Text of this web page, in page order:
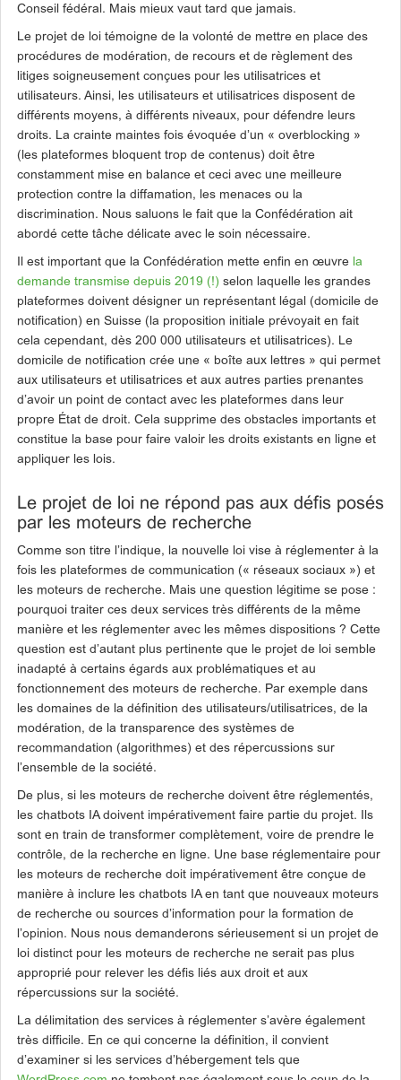
Conseil fédéral. Mais mieux vaut tard que jamais.
Le projet de loi témoigne de la volonté de mettre en place des
procédures de modération, de recours et de règlement des
litiges soigneusement conçues pour les utilisatrices et
utilisateurs. Ainsi, les utilisateurs et utilisatrices disposent de
différents moyens, à différents niveaux, pour défendre leurs
droits. La crainte maintes fois évoquée d’un « overblocking »
(les plateformes bloquent trop de contenus) doit être
constamment mise en balance et ceci avec une meilleure
protection contre la diffamation, les menaces ou la
discrimination. Nous saluons le fait que la Confédération ait
abordé cette tâche délicate avec le soin nécessaire.
Il est important que la Confédération mette enfin en œuvre la
demande transmise depuis 2019 (!) selon laquelle les grandes
plateformes doivent désigner un représentant légal (domicile de
notification) en Suisse (la proposition initiale prévoyait en fait
cela cependant, dès 200 000 utilisateurs et utilisatrices). Le
domicile de notification crée une « boîte aux lettres » qui permet
aux utilisateurs et utilisatrices et aux autres parties prenantes
d’avoir un point de contact avec les plateformes dans leur
propre État de droit. Cela supprime des obstacles importants et
constitue la base pour faire valoir les droits existants en ligne et
appliquer les lois.
Le projet de loi ne répond pas aux défis posés
par les moteurs de recherche
Comme son titre l’indique, la nouvelle loi vise à réglementer à la
fois les plateformes de communication (« réseaux sociaux ») et
les moteurs de recherche. Mais une question légitime se pose :
pourquoi traiter ces deux services très différents de la même
manière et les réglementer avec les mêmes dispositions ? Cette
question est d’autant plus pertinente que le projet de loi semble
inadapté à certains égards aux problématiques et au
fonctionnement des moteurs de recherche. Par exemple dans
les domaines de la définition des utilisateurs/utilisatrices, de la
modération, de la transparence des systèmes de
recommandation (algorithmes) et des répercussions sur
l’ensemble de la société.
De plus, si les moteurs de recherche doivent être réglementés,
les chatbots IA doivent impérativement faire partie du projet. Ils
sont en train de transformer complètement, voire de prendre le
contrôle, de la recherche en ligne. Une base réglementaire pour
les moteurs de recherche doit impérativement être conçue de
manière à inclure les chatbots IA en tant que nouveaux moteurs
de recherche ou sources d’information pour la formation de
l’opinion. Nous nous demanderons sérieusement si un projet de
loi distinct pour les moteurs de recherche ne serait pas plus
approprié pour relever les défis liés aux droit et aux
répercussions sur la société.
La délimitation des services à réglementer s’avère également
très difficile. En ce qui concerne la définition, il convient
d’examiner si les services d’hébergement tels que